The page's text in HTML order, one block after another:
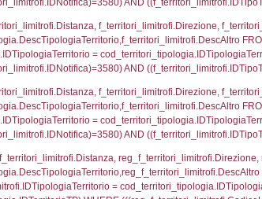
sql: SELECT Ispezione,
'%d/%m/%Y') as DataChiusura,
executionMS: 0.00049304962158203
sql: SELECT el_nazioni.DescIT,
f_confini_stato.IDNotifica = 3580;,
sql: SELECT el_regioni.Regione,